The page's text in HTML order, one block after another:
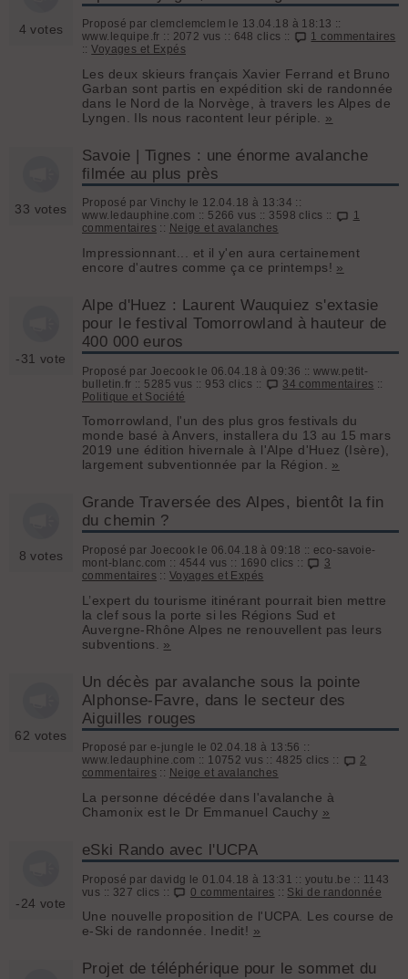
4 votes
Proposé par clemclemclem le 13.04.18 à 18:13 ::
www.lequipe.fr :: 2072 vus :: 648 clics ::
1 commentaires
::Voyages et Expés
Les deux skieurs français Xavier Ferrand et Bruno
Garban sont partis en expédition ski de randonnée
dans le Nord de la Norvège, à travers les Alpes de
Lyngen. Ils nous racontent leur périple. »
33 votes
Savoie | Tignes : une énorme avalanche
filmée au plus près
Proposé par Vinchy le 12.04.18 à 13:34 ::
www.ledauphine.com :: 5266 vus :: 3598 clics ::
1
commentaires :: Neige et avalanches
Impressionnant... et il y'en aura certainement
encore d'autres comme ça ce printemps! »
-31 vote
Alpe d'Huez : Laurent Wauquiez s'extasie
pour le festival Tomorrowland à hauteur de
400 000 euros
Proposé par Joecook le 06.04.18 à 09:36 :: www.petit-
bulletin.fr :: 5285 vus :: 953 clics ::
34 commentaires ::
Politique et Société
Tomorrowland, l'un des plus gros festivals du
monde basé à Anvers, installera du 13 au 15 mars
2019 une édition hivernale à l'Alpe d'Huez (Isère),
largement subventionnée par la Région. »
8 votes
Grande Traversée des Alpes, bientôt la fin
du chemin ?
Proposé par Joecook le 06.04.18 à 09:18 :: eco-savoie-
mont-blanc.com :: 4544 vus :: 1690 clics ::
3
commentaires :: Voyages et Expés
L’expert du tourisme itinérant pourrait bien mettre
la clef sous la porte si les Régions Sud et
Auvergne-Rhône Alpes ne renouvellent pas leurs
subventions. »
62 votes
Un décès par avalanche sous la pointe
Alphonse-Favre, dans le secteur des
Aiguilles rouges
Proposé par e-jungle le 02.04.18 à 13:56 ::
www.ledauphine.com :: 10752 vus :: 4825 clics ::
2
commentaires :: Neige et avalanches
La personne décédée dans l'avalanche à
Chamonix est le Dr Emmanuel Cauchy »
-24 vote
eSki Rando avec l'UCPA
Proposé par davidg le 01.04.18 à 13:31 :: youtu.be :: 1143
vus :: 327 clics ::
0 commentaires :: Ski de randonnée
Une nouvelle proposition de l'UCPA. Les course de
e-Ski de randonnée. Inedit! »
Projet de téléphérique pour le sommet du